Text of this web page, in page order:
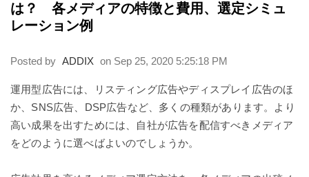
は？ 各メディアの特徴と費用、選定シミュ
レーション例
Posted by ADDIX on Sep 25, 2020 5:25:18 PM
運用型広告には、リスティング広告やディスプレイ広告のほ
か、SNS広告、DSP広告など、多くの種類があります。より
高い成果を出すためには、自社が広告を配信すべきメディア
をどのように選べばよいのでしょうか。